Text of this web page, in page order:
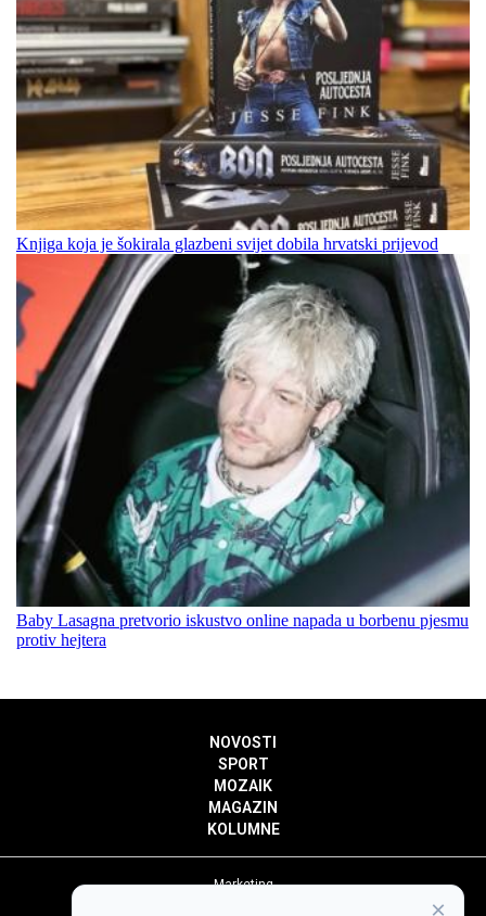
Knjiga koja je šokirala glazbeni svijet dobila hrvatski prijevod
Baby Lasagna pretvorio iskustvo online napada u borbenu pjesmu
protiv hejtera
NOVOSTI
SPORT
MOZAIK
MAGAZIN
KOLUMNE
Marketing
×